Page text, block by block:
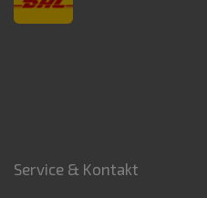
Service & Kontakt